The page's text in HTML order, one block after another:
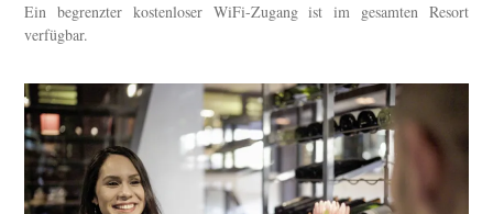
Ein begrenzter kostenloser WiFi-Zugang ist im gesamten Resort
verfügbar.